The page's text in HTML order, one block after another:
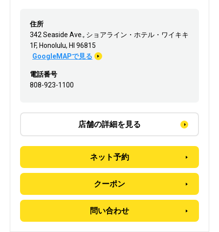
住所
342 Seaside Ave., ショアライン・ホテル・ワイキキ
1F, Honolulu, HI 96815
GoogleMAPで見る
電話番号
808-923-1100
店舗の詳細を見る
ネット予約
クーポン
問い合わせ